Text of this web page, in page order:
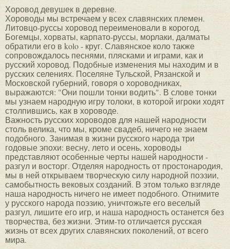
Хоровод девушек в деревне.
Хороводы мы встречаем у всех славянских племен.
Литовцо-руссы хоровод переименовали в корогод.
Богемцы, хорваты, карпато-руссы, морлаки, далматы
обратили его в kolo - круг. Славянское коло также
сопровождалось песнями, плясками и играми, как и
русский хоровод. Подобные изменения мы находим и в
русских селениях. Поселяне Тульской, Рязанской и
Московской губерний, говоря о хороводниках,
выражаются: "Они пошли тонки водить". В слове тонки
мы узнаем народную игру толоки, в которой игроки ходят
столпившись, как в хороводе.
Важность русских хороводов для нашей народности
столь велика, что мы, кроме свадеб, ничего не знаем
подобного. Занимая в жизни русского народа три
годовые эпохи: весну, лето и осень, хороводы
представляют особенные черты нашей народности -
разгул и восторг. Отделяя народность от простонародия,
мы в ней открываем творческую силу народной поэзии,
самобытность вековых созданий. В этом только взгляде
наша народность ничего не имеет подобного. Отнимите
у русского народа поэзию, уничтожьте его веселый
разгул, лишите его игр, и наша народность останется без
творчества, без жизни. Этим-то отличается русская
жизнь от всех других славянских поколений, от всего
мира.